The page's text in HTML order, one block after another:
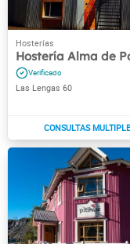
Las Lengas 60